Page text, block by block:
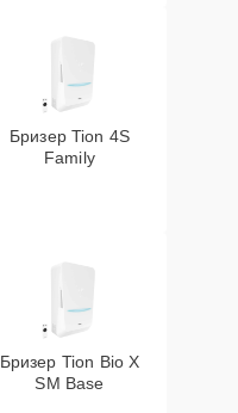
Бризер Tion 4S
Family
Бризер Tion Bio X
SM Base